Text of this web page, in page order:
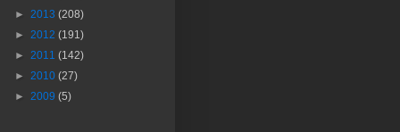
► 2013 (208)
► 2012 (191)
► 2011 (142)
► 2010 (27)
► 2009 (5)